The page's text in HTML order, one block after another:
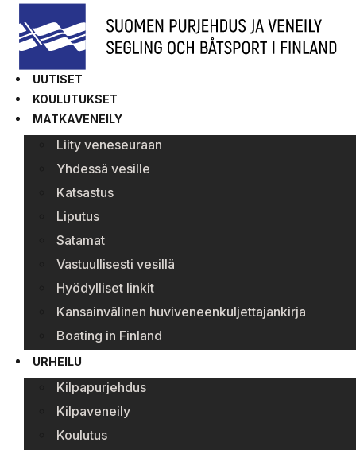
UUTISET
KOULUTUKSET
MATKAVENEILY
Liity veneseuraan
Yhdessä vesille
Katsastus
Liputus
Satamat
Vastuullisesti vesillä
Hyödylliset linkit
Kansainvälinen huviveneenkuljettajankirja
Boating in Finland
URHEILU
Kilpapurjehdus
Kilpaveneily
Koulutus